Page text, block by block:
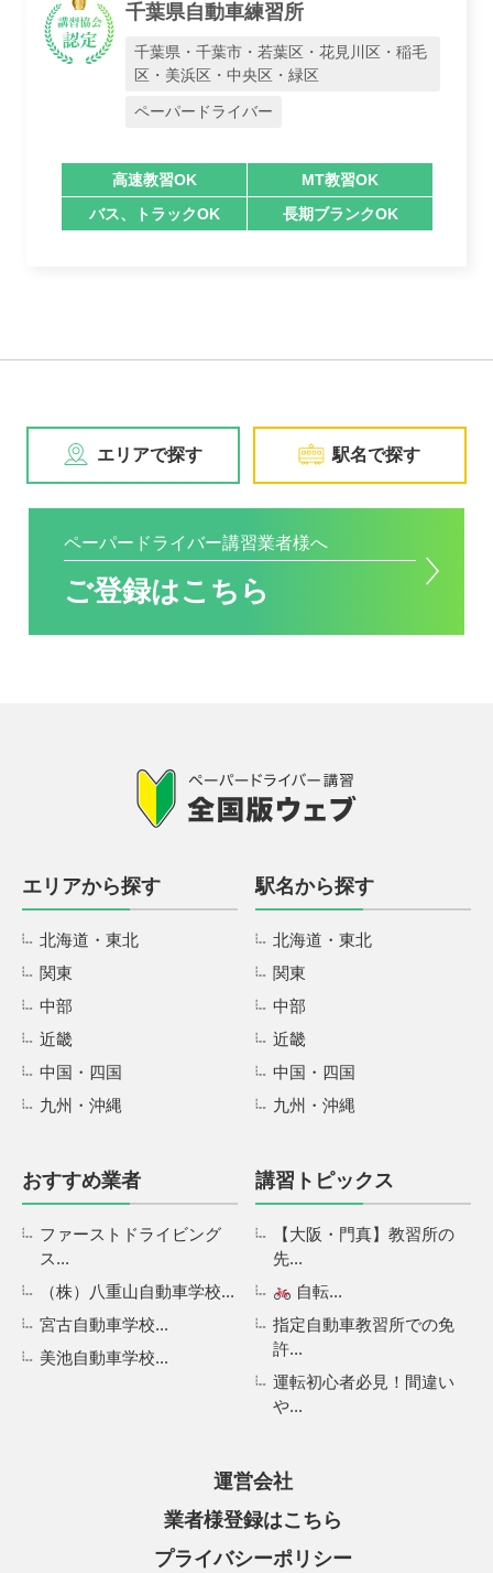
業者様登録はこちら
千葉県自動車練習所
千葉県・千葉市・若葉区・花見川区・稲毛
区・美浜区・中央区・緑区
ペーパードライバー
高速教習OK
MT教習OK
バス、トラックOK
長期ブランクOK
エリアで探す 駅名で探す
ペーパードライバー講習業者様へ
ご登録はこちら
エリアから探す
北海道・東北
関東
中部
近畿
中国・四国
九州・沖縄
駅名から探す
北海道・東北
関東
中部
近畿
中国・四国
九州・沖縄
おすすめ業者
ファーストドライビング
ス...
（株）八重山自動車学校...
宮古自動車学校...
美池自動車学校...
講習トピックス
【大阪・門真】教習所の
先...
自転...
指定自動車教習所での免
許...
運転初心者必見！間違い
や...
運営会社
業者様登録はこちら
プライバシーポリシー